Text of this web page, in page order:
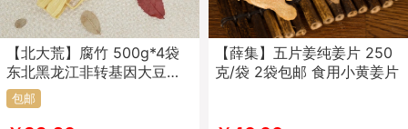
【北大荒】腐竹 500g*4袋
东北黑龙江非转基因大豆制
品 腐竹条
包邮
【薛集】五片姜纯姜片 250
克/袋 2袋包邮 食用小黄姜片